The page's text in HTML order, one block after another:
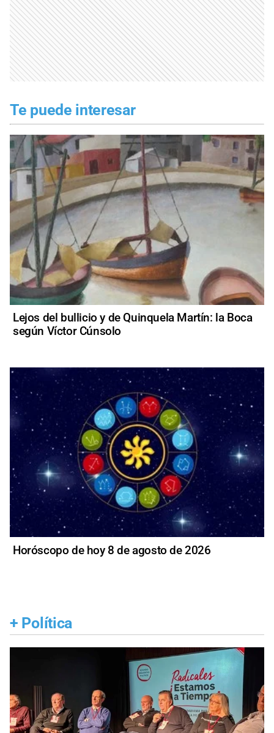
Te puede interesar
Lejos del bullicio y de Quinquela Martín: la Boca
según Víctor Cúnsolo
Horóscopo de hoy 8 de agosto de 2026
+ Política